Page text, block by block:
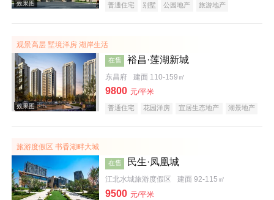
效果图
普通住宅 别墅 公园地产
旅游地产
观景高层 墅境洋房 湖岸生活
在售 裕昌·莲湖新城
东昌府 建面 110-159㎡
9800 元/平米
普通住宅 花园洋房 宜居生态地产
湖景地产
旅游度假区 书香湖畔大城
在售 民生·凤凰城
江北水城旅游度假区 建面 92-115㎡
9500 元/平米